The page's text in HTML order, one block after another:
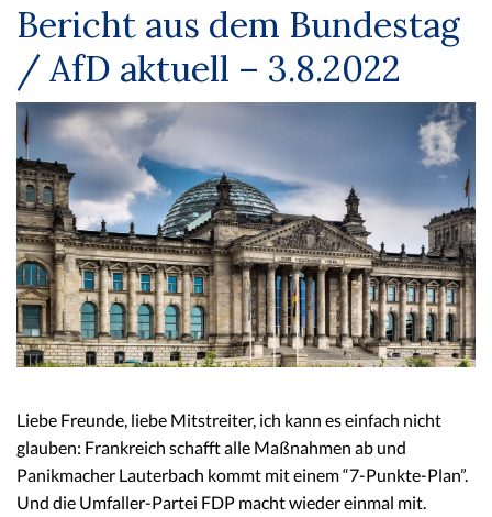
Bericht aus dem Bundestag
/ AfD aktuell – 3.8.2022
Liebe Freunde, liebe Mitstreiter, ich kann es einfach nicht
glauben: Frankreich schafft alle Maßnahmen ab und
Panikmacher Lauterbach kommt mit einem “7-Punkte-Plan”.
Und die Umfaller-Partei FDP macht wieder einmal mit.